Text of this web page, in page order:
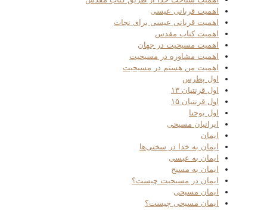
اهمیت قربانی عیسی
اهمیت قربانی عیسی برای نجات
اهمیت کتاب مقدس
اهمیت مسیحیت در جهان
اهمیت مشاوره در مسیحیت
اهمیت من هستم در مسیحیت
اول پطرس
اول قرنتیان ۱۳
اول قرنتیان ۱۵
اول یوحنا
ایرانیان مسیحی
ایمان
ایمان به خدا در سختی‌ها
ایمان به عیسی
ایمان به مسیح
ایمان در مسیحیت چیست؟
ایمان مسیحی
ایمان مسیحی چیست؟